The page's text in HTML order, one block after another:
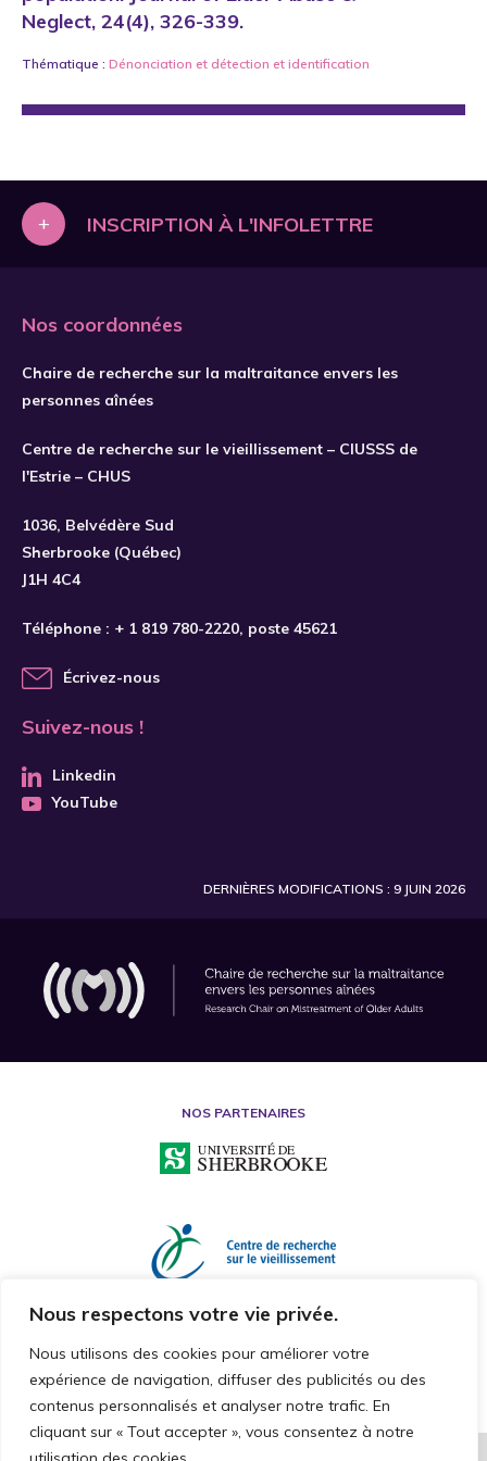
Nous respectons votre vie privée.
Nous utilisons des cookies pour améliorer votre
expérience de navigation, diffuser des publicités ou des
contenus personnalisés et analyser notre trafic. En
cliquant sur « Tout accepter », vous consentez à notre
Neglect, 24(4), 326-339.
Thématique : Dénonciation et détection et identification
+ INSCRIPTION À L'INFOLETTRE
Nos coordonnées
Chaire de recherche sur la maltraitance envers les
personnes aînées
Centre de recherche sur le vieillissement – CIUSSS de
l'Estrie – CHUS
1036, Belvédère Sud
Sherbrooke (Québec)
J1H 4C4
Téléphone : + 1 819 780-2220, poste 45621
Écrivez-nous
Suivez-nous !
Linkedin
YouTube
DERNIÈRES MODIFICATIONS : 9 JUIN 2026
NOS PARTENAIRES